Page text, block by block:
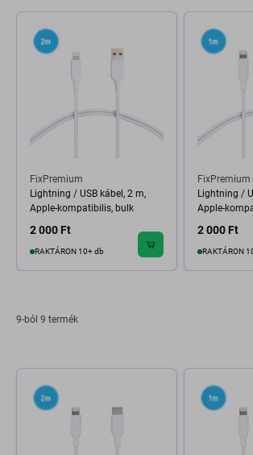
FixPremium
Lightning / USB kábel, 2 m,
Apple-kompatibilis, bulk
2 000 Ft
RAKTÁRON 10+ db
FixPremium
Lightning /
Apple-
2 000 Ft
RAKTÁRON
9-ból 9 termék